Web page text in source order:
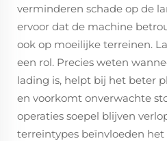
verminderen schade op de
ervoor dat de machine
ook op moeilijke terreinen.
een rol. Precies weten
lading is, helpt bij het beter
en voorkomt onverwachte
operaties soepel blijven
terreintypes beïnvloeden